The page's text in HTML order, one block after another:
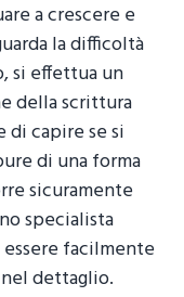
a crescere e
la difficoltà
si effettua un
della scrittura
di capire se si
di una forma
sicuramente
specialista
facilmente
dettaglio.